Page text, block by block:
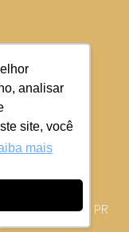
analisar
site, você
mais
1, Califórnia - PR